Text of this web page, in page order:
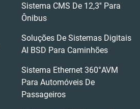
Sistema CMS De 12,3'' Para
Ônibus
Soluções De Sistemas Digitais
AI BSD Para Caminhões
Sistema Ethernet 360°AVM
Para Automóveis De
Passageiros